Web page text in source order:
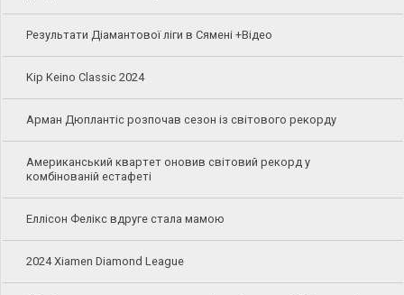
Результати Діамантової ліги в Сямені +Відео
Kip Keino Classic 2024
Арман Дюплантіс розпочав сезон із світового рекорду
Американський квартет оновив світовий рекорд у
комбінованій естафеті
Еллісон Фелікс вдруге стала мамою
2024 Xiamen Diamond League